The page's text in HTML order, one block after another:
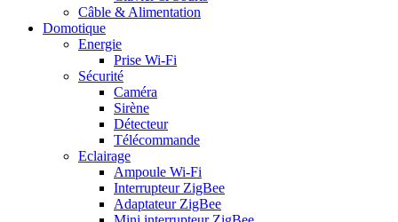
Câble & Alimentation
Domotique
Energie
Prise Wi-Fi
Sécurité
Caméra
Sirène
Détecteur
Télécommande
Eclairage
Ampoule Wi-Fi
Interrupteur ZigBee
Adaptateur ZigBee